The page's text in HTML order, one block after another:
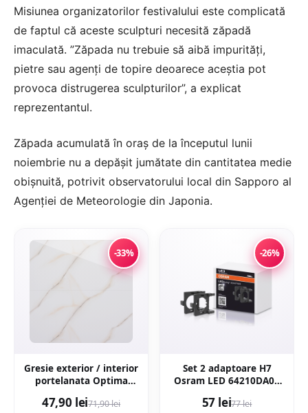
Misiunea organizatorilor festivalului este complicată
de faptul că aceste sculpturi necesită zăpadă
imaculată. ”Zăpada nu trebuie să aibă impurităţi,
pietre sau agenţi de topire deoarece aceştia pot
provoca distrugerea sculpturilor”, a explicat
reprezentantul.
Zăpada acumulată în oraş de la începutul lunii
noiembrie nu a depăşit jumătate din cantitatea medie
obişnuită, potrivit observatorului local din Sapporo al
Agenţiei de Meteorologie din Japonia.
-33%
Gresie exterior / interior
portelanata Optima
lucioasa rectificata tip
47,90 lei71,90 lei
-26%
Set 2 adaptoare H7
Osram LED 64210DA02
57 lei77 lei